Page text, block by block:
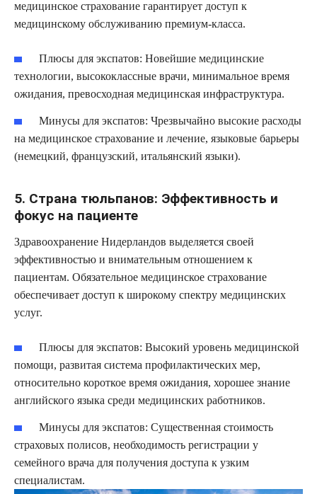
медицинское страхование гарантирует доступ к
медицинскому обслуживанию премиум-класса.
Плюсы для экспатов: Новейшие медицинские
технологии, высококлассные врачи, минимальное время
ожидания, превосходная медицинская инфраструктура.
Минусы для экспатов: Чрезвычайно высокие расходы
на медицинское страхование и лечение, языковые барьеры
(немецкий, французский, итальянский языки).
5. Страна тюльпанов: Эффективность и
фокус на пациенте
Здравоохранение Нидерландов выделяется своей
эффективностью и внимательным отношением к
пациентам. Обязательное медицинское страхование
обеспечивает доступ к широкому спектру медицинских
услуг.
Плюсы для экспатов: Высокий уровень медицинской
помощи, развитая система профилактических мер,
относительно короткое время ожидания, хорошее знание
английского языка среди медицинских работников.
Минусы для экспатов: Существенная стоимость
страховых полисов, необходимость регистрации у
семейного врача для получения доступа к узким
специалистам.